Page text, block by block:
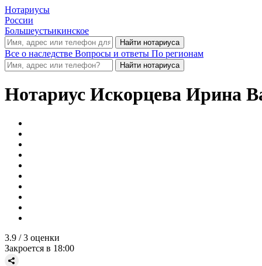
Нотариусы
России
Большеустьикинское
Все о наследстве Вопросы и ответы По регионам
Нотариус Искорцева Ирина
3.9 / 3 оценки
Закроется в 18:00